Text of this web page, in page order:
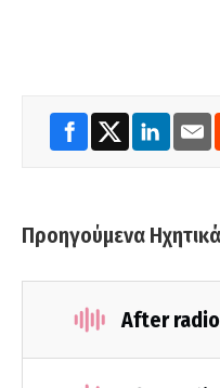
Προηγούμενα
After